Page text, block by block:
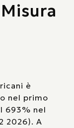
è
nel primo
693% nel
2026). A